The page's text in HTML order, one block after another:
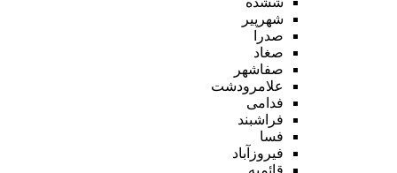
شهرپیر
صدرا
صغاد
صفاشهر
علامرودشت
فدامی
فراشبند
فسا
فیروزآباد
قائمیه